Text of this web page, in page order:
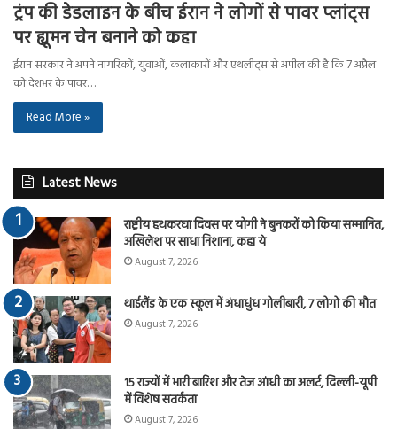
ट्रंप की डेडलाइन के बीच ईरान ने लोगों से पावर प्लांट्स
पर ह्यूमन चेन बनाने को कहा
ईरान सरकार ने अपने नागरिकों, युवाओं, कलाकारों और एथलीट्स से अपील की है कि 7 अप्रैल
को देशभर के पावर…
Read More »
Latest News
राष्ट्रीय हथकरघा दिवस पर योगी ने बुनकरों को किया सम्मानित,
अखिलेश पर साधा निशाना, कहा ये
August 7, 2026
थाईलैंड के एक स्कूल में अंधाधुंध गोलीबारी, 7 लोगो की मौत
August 7, 2026
15 राज्यों में भारी बारिश और तेज आंधी का अलर्ट, दिल्ली-यूपी
में विशेष सतर्कता
August 7, 2026